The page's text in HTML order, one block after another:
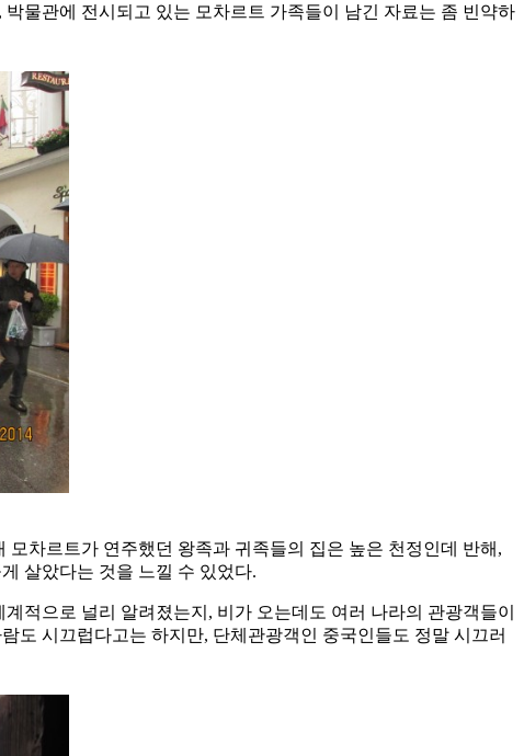
물관에 전시되고 있는 모차르트 가족들이 남긴 자료는 좀 빈약하
차르트가 연주했던 왕족과 귀족들의 집은 높은 천정인데 반해,
살았다는 것을 느낄 수 있었다.
적으로 널리 알려졌는지, 비가 오는데도 여러 나라의 관광객들이
도 시끄럽다고는 하지만, 단체관광객인 중국인들도 정말 시끄러